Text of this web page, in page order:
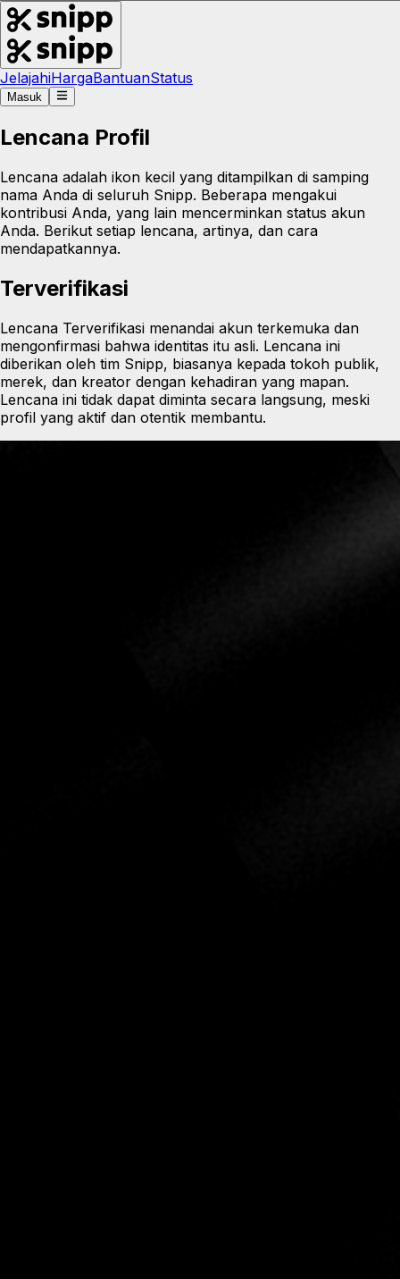
JelajahiHargaBantuanStatus
Masuk
Lencana Profil
Lencana adalah ikon kecil yang ditampilkan di samping
nama Anda di seluruh Snipp. Beberapa mengakui
kontribusi Anda, yang lain mencerminkan status akun
Anda. Berikut setiap lencana, artinya, dan cara
mendapatkannya.
Terverifikasi
Lencana Terverifikasi menandai akun terkemuka dan
mengonfirmasi bahwa identitas itu asli. Lencana ini
diberikan oleh tim Snipp, biasanya kepada tokoh publik,
merek, dan kreator dengan kehadiran yang mapan.
Lencana ini tidak dapat diminta secara langsung, meski
profil yang aktif dan otentik membantu.